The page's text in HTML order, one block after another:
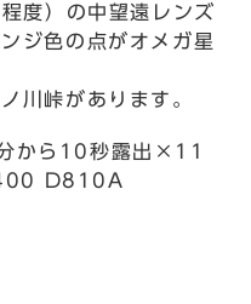
度）の中望遠レンズ
ジ色の点がオメガ星
川峠があります。
から10秒露出×11
D810A